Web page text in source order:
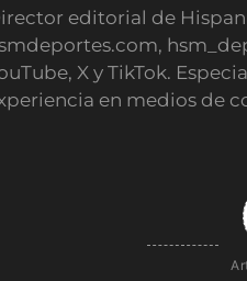
editorial de
X y TikTok.
en medios de